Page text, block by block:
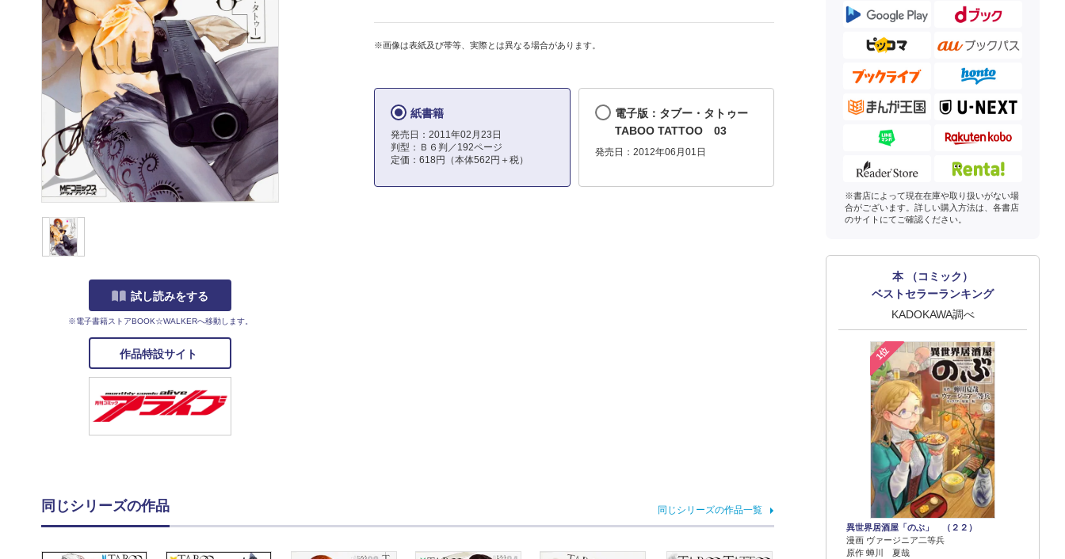
試し読みをする
※電子書籍ストアBOOK☆WALKERへ移動します。
作品特設サイト
※画像は表紙及び帯等、実際とは異なる場合があります。
紙書籍
発売日：2011年02月23日
判型：Ｂ６判／192ページ
定価：618円（本体562円＋税）
電子版：タブー・タトゥー
TABOO TATTOO 03
発売日：2012年06月01日
同じシリーズの作品 同じシリーズの作品一覧
※書店によって現在在庫や取り扱いがない場
合がございます。詳しい購入方法は、各書店
のサイトにてご確認ください。
本 （コミック）
ベストセラーランキング
KADOKAWA調べ
1位
異世界居酒屋「のぶ」 （２２）
漫画 ヴァージニア二等兵
原作 蝉川 夏哉